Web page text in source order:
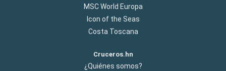
MSC World Europa
Icon of the Seas
Costa Toscana
Cruceros.hn
¿Quiénes somos?